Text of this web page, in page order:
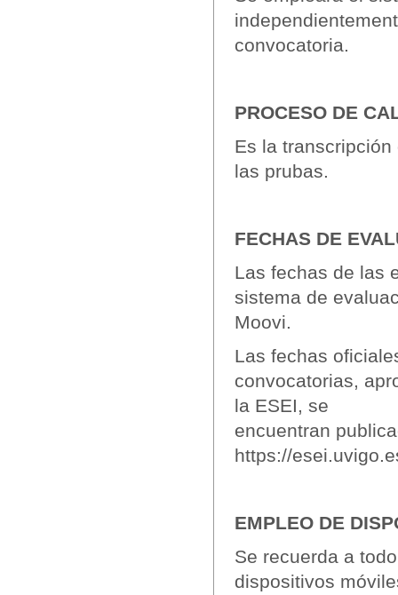
convocatoria.
PROCESO DE
Es la
las prubas.
FECHAS DE
Las fechas de las
sistema de
Moovi.
Las fechas
convocatorias,
la ESEI, se
encuentran
https://
EMPLEO DE
Se recuerda a
dispositivos